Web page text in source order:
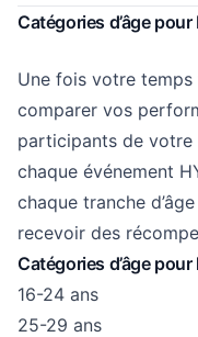
Catégories d’âge pour
Une fois votre
comparer vos
participants de votre
chaque événement
chaque tranche
recevoir des
Catégories d’âge
16-24 ans
25-29 ans